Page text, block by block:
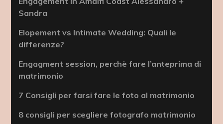
Sandra
Elopement vs Intimate Wedding: Quali le
differenze?
Engagment session, perchè fare l’anteprima di
matrimonio
7 Consigli per farsi fare le foto al matrimonio
8 consigli per scegliere fotografo matrimonio